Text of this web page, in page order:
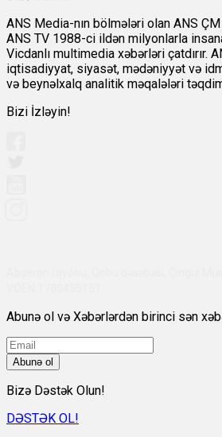
ANS Media-nın bölmələri olan ANS
ANS TV 1988-ci ildən milyonlarla
Vicdanlı multimedia xəbərləri çatdırır.
iqtisadiyyat, siyasət, mədəniyyət və
və beynəlxalq analitik məqalələri
Bizi İzləyin!
Abunə ol və Xəbərlərdən birinci sən
Abunə ol
Bizə Dəstək Olun!
DƏSTƏK OL!